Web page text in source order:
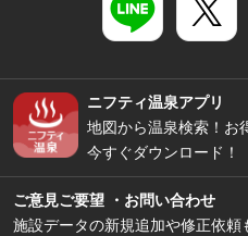
ニフティ温泉アプリ
地図から温泉検索！お
今すぐダウンロード！
ご意見ご要望 ・お問い合わせ
施設データの新規追加や修正依頼